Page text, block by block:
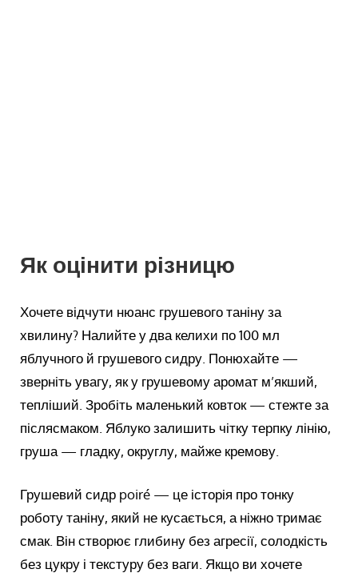
Як оцінити різницю
Хочете відчути нюанс грушевого таніну за
хвилину? Налийте у два келихи по 100 мл
яблучного й грушевого сидру. Понюхайте —
зверніть увагу, як у грушевому аромат м’якший,
тепліший. Зробіть маленький ковток — стежте за
післясмаком. Яблуко залишить чітку терпку лінію,
груша — гладку, округлу, майже кремову.
Грушевий сидр poiré — це історія про тонку
роботу таніну, який не кусається, а ніжно тримає
смак. Він створює глибину без агресії, солодкість
без цукру і текстуру без ваги. Якщо ви хочете